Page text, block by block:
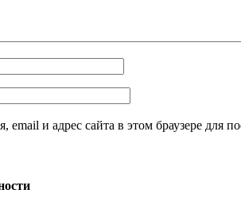
email и адрес сайта в этом браузере для